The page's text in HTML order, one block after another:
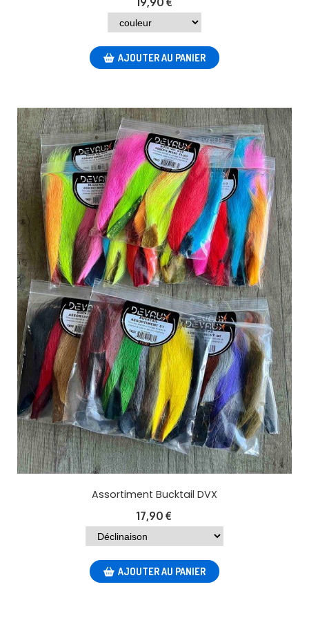
AJOUTER AU PANIER
Assortiment Bucktail DVX
17,90 €
AJOUTER AU PANIER